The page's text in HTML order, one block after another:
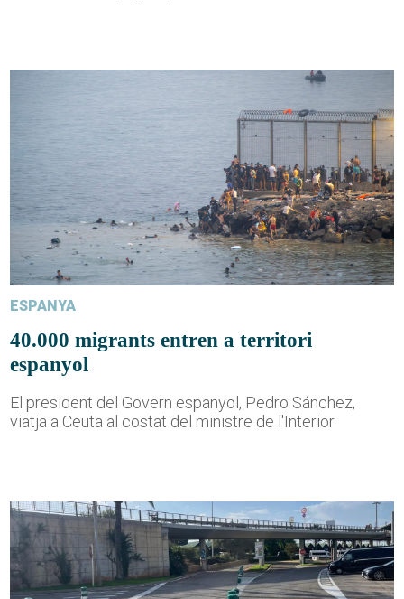
ESPANYA
40.000 migrants entren a territori
espanyol
El president del Govern espanyol, Pedro Sánchez,
viatja a Ceuta al costat del ministre de l'Interior